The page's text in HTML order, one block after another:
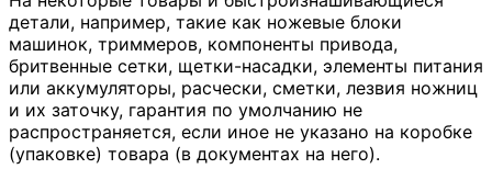
детали, например, такие как ножевые блоки
машинок, триммеров, компоненты привода,
бритвенные сетки, щетки-насадки, элементы питания
или аккумуляторы, расчески, сметки, лезвия ножниц
и их заточку, гарантия по умолчанию не
распространяется, если иное не указано на коробке
(упаковке) товара (в документах на него).